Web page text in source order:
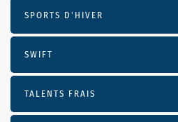
SPORTS D'HIVER
SWIFT
TALENTS FRAIS